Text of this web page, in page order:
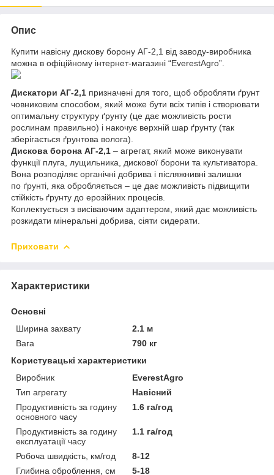
Опис
Купити навісну дискову борону АГ-2,1 від заводу-виробника
можна в офіційному інтернет-магазині “EverestAgro”.
Дискатори АГ-2,1 призначені для того, щоб обробляти ґрунт
човниковим способом, який може бути всіх типів і створювати
оптимальну структуру ґрунту (це дає можливість рости
рослинам правильно) і накочує верхній шар ґрунту (так
зберігається ґрунтова волога).
Дискова борона АГ-2,1 – агрегат, який може виконувати
функції плуга, лущильника, дискової борони та культиватора.
Вона розподіляє органічні добрива і післяжнивні залишки
по ґрунті, яка обробляється – це дає можливість підвищити
стійкість ґрунту до ерозійних процесів.
Коплектується з висіваючим адаптером, який дає можливість
розкидати мінеральні добрива, сіяти сидерати.
Приховати
Характеристики
Основні
Ширина захвату
2.1 м
Вага
790 кг
Користувацькі характеристики
Виробник
EverestAgro
Тип агрегату
Навісний
Продуктивність за годину
основного часу
1.6 га/год
Продуктивність за годину
експлуатації часу
1.1 га/год
Робоча швидкість, км/год
8-12
Глибина оброблення, см
5-18